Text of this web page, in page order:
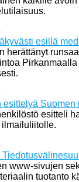
esillä
herättänyt
Pirkanmaalla
esittelyä
esitteli
ilmailuliitolle.
www-sivujen
tuotanto